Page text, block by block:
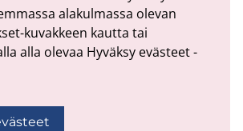
alakulmassa olevan
kuvakkeen kautta tai
alla olevaa Hyväksy evästeet -